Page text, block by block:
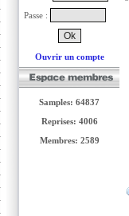
Passe :
Ouvrir un compte
Samples: 64837
Reprises: 4006
Membres: 2589